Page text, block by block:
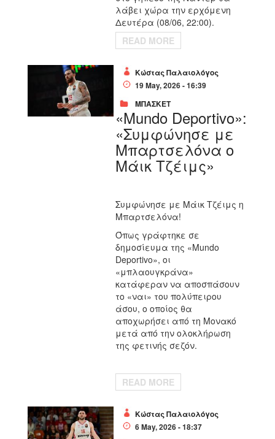
λάβει χώρα την ερχόμενη
Δευτέρα (08/06, 22:00).
READ MORE
Κώστας Παλαιολόγος
19 May, 2026 - 16:39
ΜΠΑΣΚΕΤ
«Mundo Deportivo»:
«Συμφώνησε με
Μπαρτσελόνα ο
Μάικ Τζέιμς»
Συμφώνησε με Μάικ Τζέιμς η
Μπαρτσελόνα!
Όπως γράφτηκε σε
δημοσίευμα της «Mundo
Deportivo», οι
«μπλαουγκράνα»
κατάφεραν να αποσπάσουν
το «ναι» του πολύπειρου
άσου, ο οποίος θα
αποχωρήσει από τη Μονακό
μετά από την ολοκλήρωση
της φετινής σεζόν.
READ MORE
Κώστας Παλαιολόγος
6 May, 2026 - 18:37